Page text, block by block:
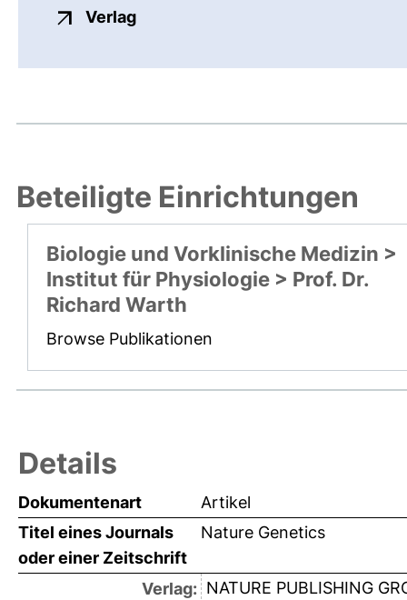
Verlagexterner Link, öffnet neues
Beteiligte Einrichtungen
Biologie und Vorklinische Medizin >
Institut für Physiologie > Prof. Dr.
Richard Warth
Browse Publikationen
Details
Dokumentenart
Artikel
Titel eines Journals
oder einer Zeitschrift
Nature Genetics
Verlag: NATURE PUBLISHING